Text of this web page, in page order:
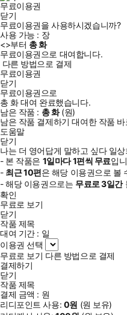
무료이용권
닫기
무료이용권을 사용하시겠습니까?
사용 가능 : 장
<>부터 총화
무료이용권으로 대여합니다.
다른 방법으로 결제
무료이용권
닫기
무료이용권으로
총 화대여 완료했습니다.
남은 작품 : 총화(원)
남은 작품 결제하기 대여한 작품 바
도움말
닫기
나는 더 영어답게 말하고 싶다 일상
- 본 작품은 1일마다1편씩 무료입
- 최근10편은 해당 이용권으로 볼
- 해당 이용권으로는 무료로3일간
확인
무료로 보기
닫기
작품 제목
대여 기간 : 일
이용권 선택
무료로 보기 다른 방법으로 결제
결제하기
닫기
작품 제목
결제 금액 : 원
리디포인트 사용: 0원 (원 보유)